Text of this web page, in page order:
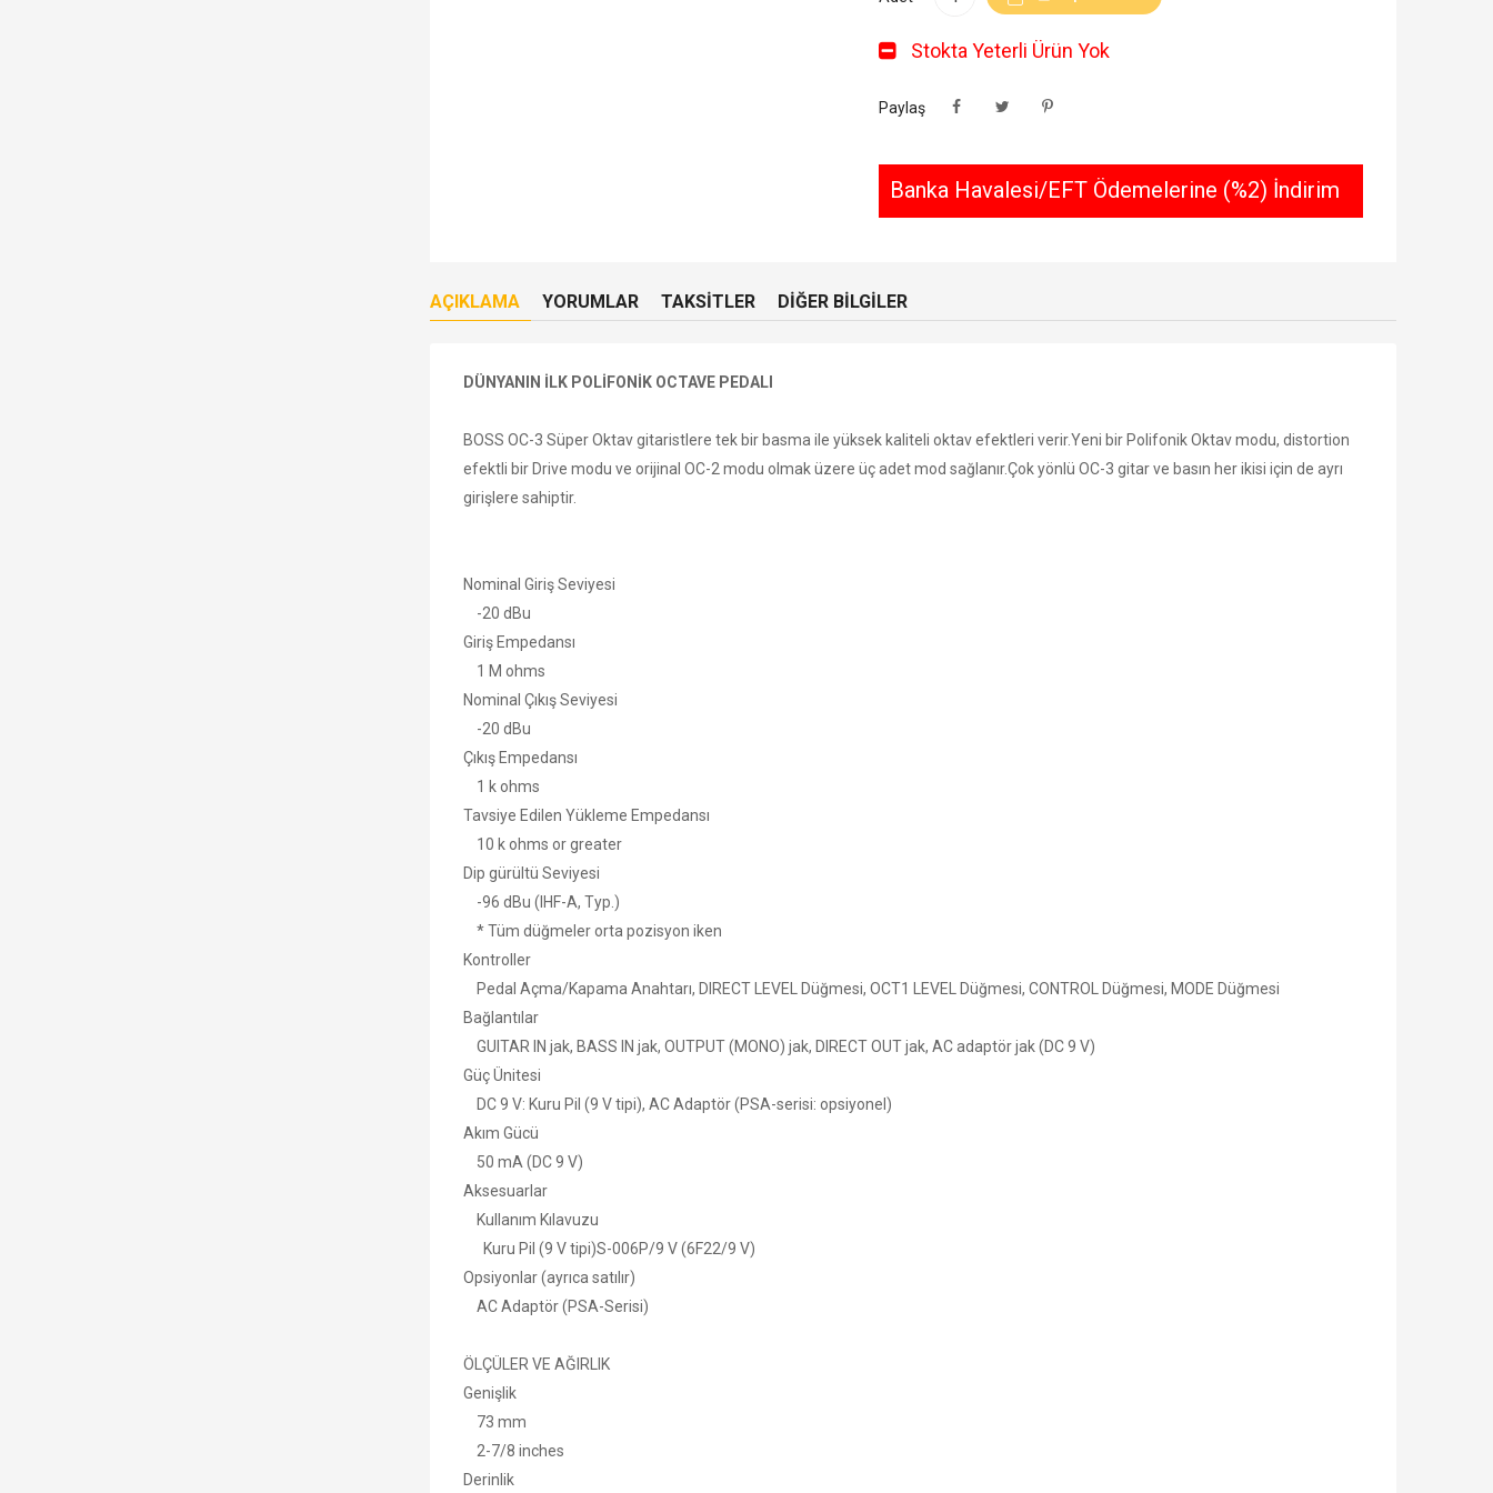
Stokta Yeterli Ürün Yok
Paylaş
Banka Havalesi/EFT Ödemelerine (%2) İndirim
AÇIKLAMA YORUMLAR TAKSITLER DIĞER BILGILER
DÜNYANIN İLK POLİFONİK OCTAVE PEDALI
BOSS OC-3 Süper Oktav gitaristlere tek bir basma ile yüksek kaliteli oktav efektleri verir.Yeni bir Polifonik Oktav modu, distortion
efektli bir Drive modu ve orijinal OC-2 modu olmak üzere üç adet mod sağlanır.Çok yönlü OC-3 gitar ve basın her ikisi için de ayrı
girişlere sahiptir.
Nominal Giriş Seviyesi
-20 dBu
Giriş Empedansı
1 M ohms
Nominal Çıkış Seviyesi
-20 dBu
Çıkış Empedansı
1 k ohms
Tavsiye Edilen Yükleme Empedansı
10 k ohms or greater
Dip gürültü Seviyesi
-96 dBu (IHF-A, Typ.)
* Tüm düğmeler orta pozisyon iken
Kontroller
Pedal Açma/Kapama Anahtarı, DIRECT LEVEL Düğmesi, OCT1 LEVEL Düğmesi, CONTROL Düğmesi, MODE Düğmesi
Bağlantılar
GUITAR IN jak, BASS IN jak, OUTPUT (MONO) jak, DIRECT OUT jak, AC adaptör jak (DC 9 V)
Güç Ünitesi
DC 9 V: Kuru Pil (9 V tipi), AC Adaptör (PSA-serisi: opsiyonel)
Akım Gücü
50 mA (DC 9 V)
Aksesuarlar
Kullanım Kılavuzu
Kuru Pil (9 V tipi)S-006P/9 V (6F22/9 V)
Opsiyonlar (ayrıca satılır)
AC Adaptör (PSA-Serisi)
ÖLÇÜLER VE AĞIRLIK
Genişlik
73 mm
2-7/8 inches
Derinlik